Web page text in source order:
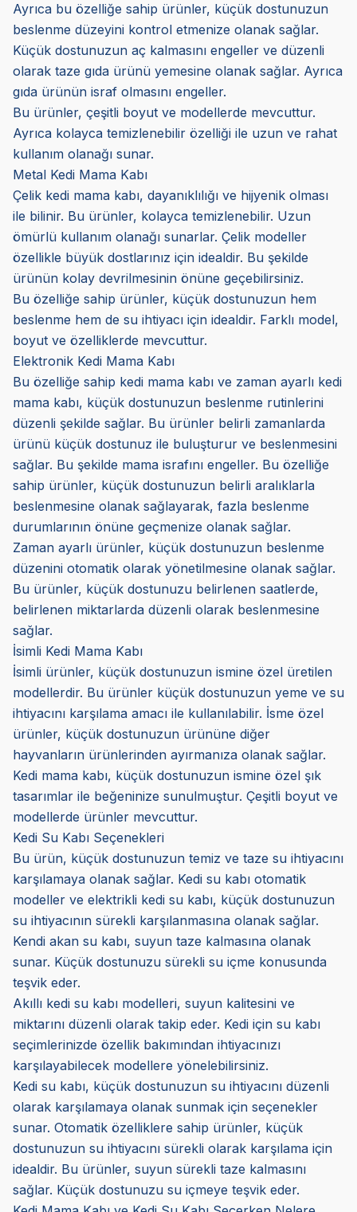
Ayrıca bu özelliğe sahip ürünler, küçük dostunuzun
beslenme düzeyini kontrol etmenize olanak sağlar.
Küçük dostunuzun aç kalmasını engeller ve düzenli
olarak taze gıda ürünü yemesine olanak sağlar. Ayrıca
gıda ürünün israf olmasını engeller.
Bu ürünler, çeşitli boyut ve modellerde mevcuttur.
Ayrıca kolayca temizlenebilir özelliği ile uzun ve rahat
kullanım olanağı sunar.
Metal Kedi Mama Kabı
Çelik kedi mama kabı, dayanıklılığı ve hijyenik olması
ile bilinir. Bu ürünler, kolayca temizlenebilir. Uzun
ömürlü kullanım olanağı sunarlar. Çelik modeller
özellikle büyük dostlarınız için idealdir. Bu şekilde
ürünün kolay devrilmesinin önüne geçebilirsiniz.
Bu özelliğe sahip ürünler, küçük dostunuzun hem
beslenme hem de su ihtiyacı için idealdir. Farklı model,
boyut ve özelliklerde mevcuttur.
Elektronik Kedi Mama Kabı
Bu özelliğe sahip kedi mama kabı ve zaman ayarlı kedi
mama kabı, küçük dostunuzun beslenme rutinlerini
düzenli şekilde sağlar. Bu ürünler belirli zamanlarda
ürünü küçük dostunuz ile buluşturur ve beslenmesini
sağlar. Bu şekilde mama israfını engeller. Bu özelliğe
sahip ürünler, küçük dostunuzun belirli aralıklarla
beslenmesine olanak sağlayarak, fazla beslenme
durumlarının önüne geçmenize olanak sağlar.
Zaman ayarlı ürünler, küçük dostunuzun beslenme
düzenini otomatik olarak yönetilmesine olanak sağlar.
Bu ürünler, küçük dostunuzu belirlenen saatlerde,
belirlenen miktarlarda düzenli olarak beslenmesine
sağlar.
İsimli Kedi Mama Kabı
İsimli ürünler, küçük dostunuzun ismine özel üretilen
modellerdir. Bu ürünler küçük dostunuzun yeme ve su
ihtiyacını karşılama amacı ile kullanılabilir. İsme özel
ürünler, küçük dostunuzun ürününe diğer
hayvanların ürünlerinden ayırmanıza olanak sağlar.
Kedi mama kabı, küçük dostunuzun ismine özel şık
tasarımlar ile beğeninize sunulmuştur. Çeşitli boyut ve
modellerde ürünler mevcuttur.
Kedi Su Kabı Seçenekleri
Bu ürün, küçük dostunuzun temiz ve taze su ihtiyacını
karşılamaya olanak sağlar. Kedi su kabı otomatik
modeller ve elektrikli kedi su kabı, küçük dostunuzun
su ihtiyacının sürekli karşılanmasına olanak sağlar.
Kendi akan su kabı, suyun taze kalmasına olanak
sunar. Küçük dostunuzu sürekli su içme konusunda
teşvik eder.
Akıllı kedi su kabı modelleri, suyun kalitesini ve
miktarını düzenli olarak takip eder. Kedi için su kabı
seçimlerinizde özellik bakımından ihtiyacınızı
karşılayabilecek modellere yönelebilirsiniz.
Kedi su kabı, küçük dostunuzun su ihtiyacını düzenli
olarak karşılamaya olanak sunmak için seçenekler
sunar. Otomatik özelliklere sahip ürünler, küçük
dostunuzun su ihtiyacını sürekli olarak karşılama için
idealdir. Bu ürünler, suyun sürekli taze kalmasını
sağlar. Küçük dostunuzu su içmeye teşvik eder.